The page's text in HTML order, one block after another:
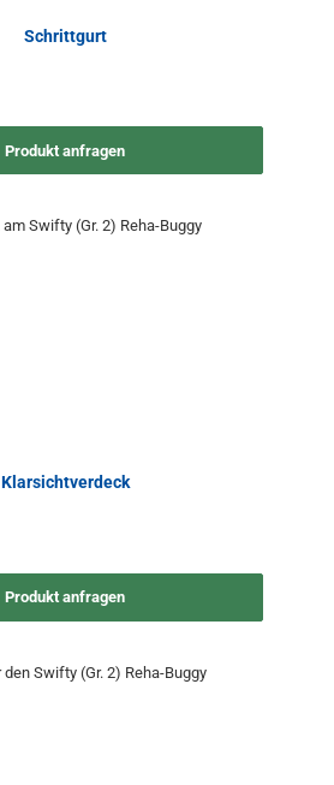
Schrittgurt
Produkt anfragen
Klarsichtverdeck
Produkt anfragen